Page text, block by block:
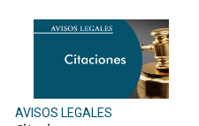
AVISOS LEGALES